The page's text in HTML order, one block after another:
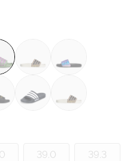
39.0 39.3